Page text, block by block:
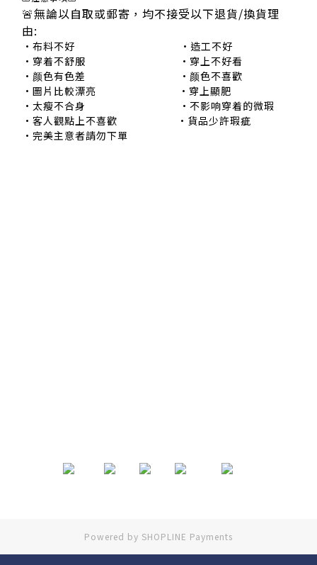
🚨無論以自取或郵寄，均不接受以下退貨/換貨理
由:
•布料不好 •造工不好
•穿着不舒服 •穿上不好看
•颜色有色差 •颜色不喜歡
•圖片比較漂亮 •穿上顯肥
•太瘦不合身 •不影响穿着的微瑕
•客人觀點上不喜歡 •貨品少許瑕疵
•完美主意者請勿下單
Powered by SHOPLINE Payments